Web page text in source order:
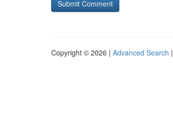
Copyright © 2026 | Advanced Search |